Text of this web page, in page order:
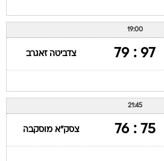
19:00
97 : 79 צדביטה זאגרב
21:45
75 : 76 צסק"א מוסקבה